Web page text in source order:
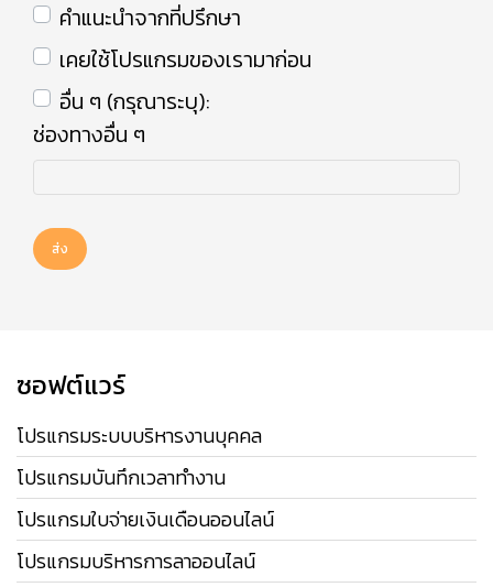
คำแนะนำจากที่ปรึกษา
เคยใช้โปรแกรมของเรามาก่อน
อื่น ๆ (กรุณาระบุ):
ช่องทางอื่น ๆ
ส่ง
ซอฟต์แวร์
โปรแกรมระบบบริหารงานบุคคล
โปรแกรมบันทึกเวลาทำงาน
โปรแกรมใบจ่ายเงินเดือนออนไลน์
โปรแกรมบริหารการลาออนไลน์